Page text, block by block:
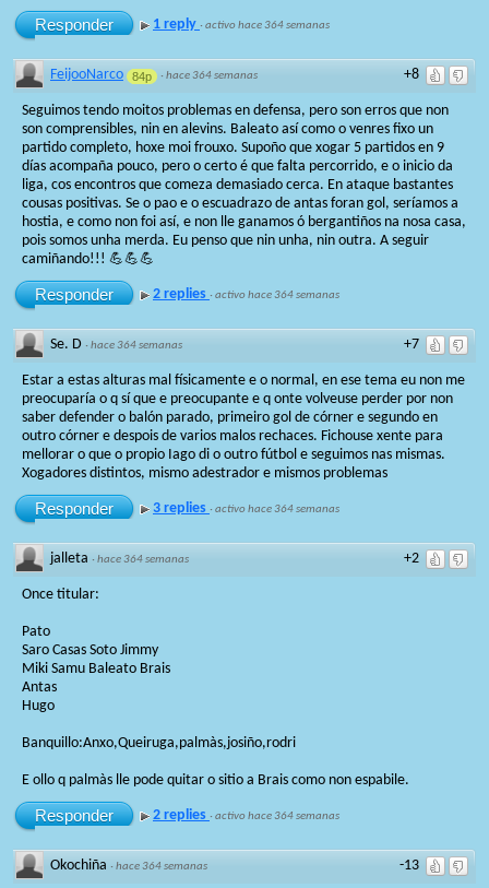
Responder 1 reply ·activo hace 364 semanas
+8
FeijooNarco 84p ·hace 364 semanas
Seguimos tendo moitos problemas en defensa, pero son erros que non
son comprensibles, nin en alevins. Baleato así como o venres fixo un
partido completo, hoxe moi frouxo. Supoño que xogar 5 partidos en 9
días acompaña pouco, pero o certo é que falta percorrido, e o inicio da
liga, cos encontros que comeza demasiado cerca. En ataque bastantes
cousas positivas. Se o pao e o escuadrazo de antas foran gol, seríamos a
hostia, e como non foi así, e non lle ganamos ó bergantiños na nosa casa,
pois somos unha merda. Eu penso que nin unha, nin outra. A seguir
camiñando!!! 💪💪💪
Responder 2 replies ·activo hace 364 semanas
+7
Se. D ·hace 364 semanas
Estar a estas alturas mal físicamente e o normal, en ese tema eu non me
preocuparía o q sí que e preocupante e q onte volveuse perder por non
saber defender o balón parado, primeiro gol de córner e segundo en
outro córner e despois de varios malos rechaces. Fichouse xente para
mellorar o que o propio Iago di o outro fútbol e seguimos nas mismas.
Xogadores distintos, mismo adestrador e mismos problemas
Responder 3 replies ·activo hace 364 semanas
+2
jalleta ·hace 364 semanas
Once titular:
Pato
Saro Casas Soto Jimmy
Miki Samu Baleato Brais
Antas
Hugo
Banquillo:Anxo,Queiruga,palmàs,josiño,rodri
E ollo q palmàs lle pode quitar o sitio a Brais como non espabile.
Responder 2 replies ·activo hace 364 semanas
-13
Okochiña ·hace 364 semanas